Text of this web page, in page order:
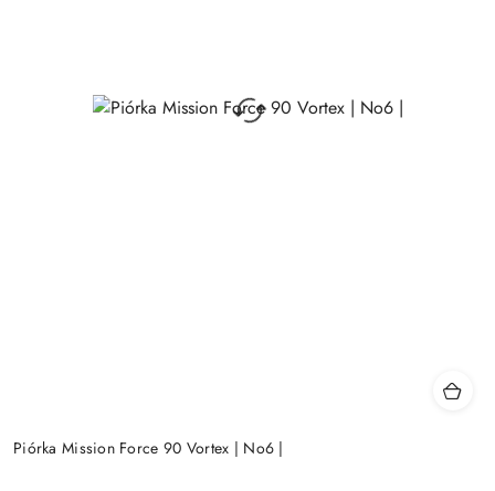
Piórka Mission Force 90 Vortex | No6 |